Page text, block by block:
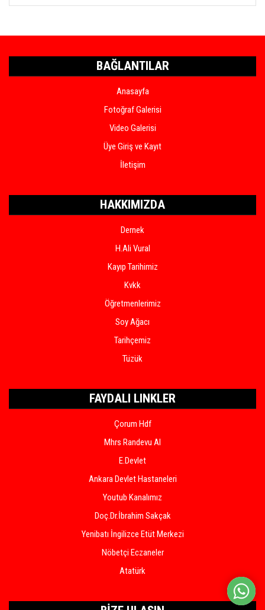
BAĞLANTILAR
Anasayfa
Fotoğraf Galerisi
Video Galerisi
Üye Giriş ve Kayıt
İletişim
HAKKIMIZDA
Dernek
H.Ali Vural
Kayıp Tarihimiz
Kvkk
Öğretmenlerimiz
Soy Ağacı
Tarihçemiz
Tüzük
FAYDALI LINKLER
Çorum Hdf
Mhrs Randevu Al
E.Devlet
Ankara Devlet Hastaneleri
Youtub Kanalımız
Doç.Dr.İbrahim Sakçak
Yenibatı İngilizce Etüt Merkezi
Nöbetçi Eczaneler
Atatürk